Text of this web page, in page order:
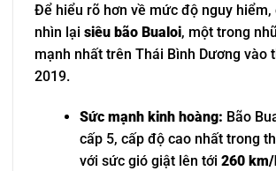
Sau Mưa Bão
THÔNG TIN LIÊN HỆ VỚI CHÚNG TÔI
Để hiểu rõ hơn về mức độ nguy hiểm,
nhìn lại siêu bão Bualoi, một trong
mạnh nhất trên Thái Bình Dương vào
2019.
Sức mạnh kinh hoàng: Bão
cấp 5, cấp độ cao nhất trong
với sức gió giật lên tới 260